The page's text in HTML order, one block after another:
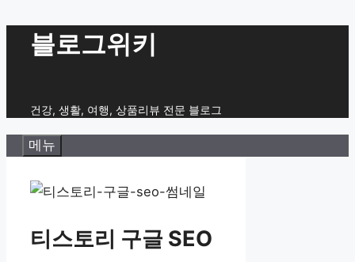
블로그위키
건강, 생활, 여행, 상품리뷰 전문 블로그
메뉴
티스토리 구글 SEO